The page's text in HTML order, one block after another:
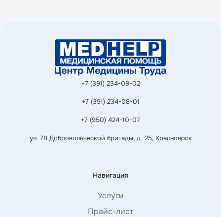
+7 (391) 234-08-02
+7 (391) 234-08-01
+7 (950) 424-10-07
ул. 78 Добровольческой бригады, д. 25, Красноярск
Навигация
Услуги
Прайс-лист